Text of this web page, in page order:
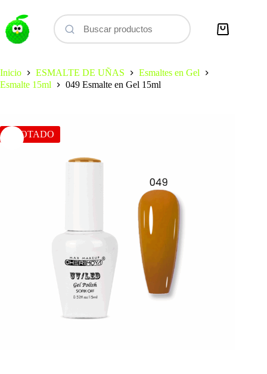
contenido
Carro
Inicio
ESMALTE DE UÑAS
Esmaltes en Gel
Esmalte 15ml
049 Esmalte en Gel 15ml
AGOTADO